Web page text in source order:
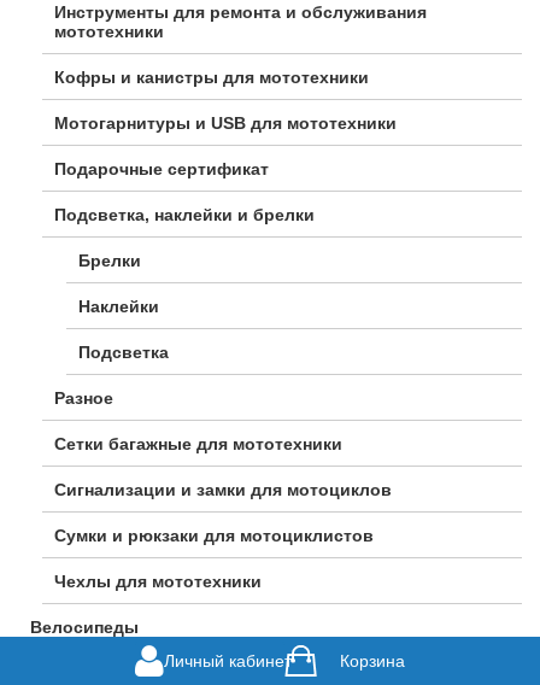
Инструменты для ремонта и обслуживания
мототехники
Кофры и канистры для мототехники
Мотогарнитуры и USB для мототехники
Подарочные сертификат
Подсветка, наклейки и брелки
Брелки
Наклейки
Подсветка
Разное
Сетки багажные для мототехники
Сигнализации и замки для мотоциклов
Сумки и рюкзаки для мотоциклистов
Чехлы для мототехники
Велосипеды
Горные велосипеды
Личный кабинет Корзина